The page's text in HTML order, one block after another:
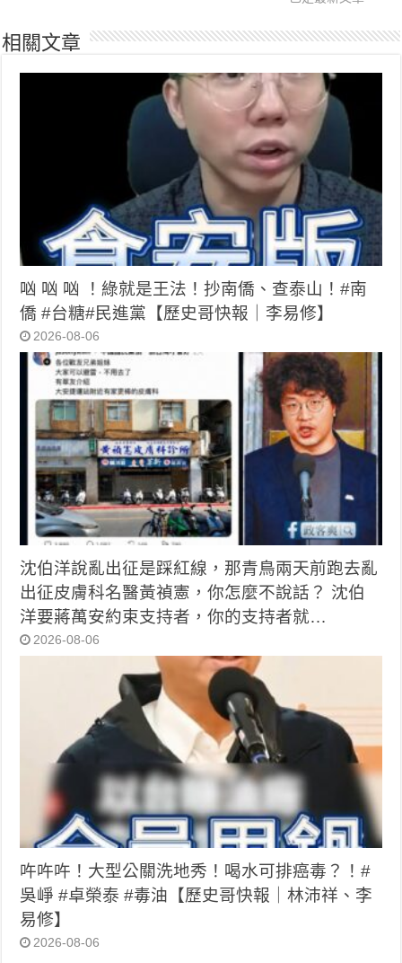
相關文章
㕳 㕳 㕳 ！綠就是王法！抄南僑、查泰山！#南
僑 #台糖#民進黨【歷史哥快報｜李易修】
2026-08-06
沈伯洋說亂出征是踩紅線，那青鳥兩天前跑去亂
出征皮膚科名醫黃禎憲，你怎麼不說話？ 沈伯
洋要蔣萬安約束支持者，你的支持者就…
2026-08-06
吘吘吘！大型公關洗地秀！喝水可排癌毒？！#
吳崢 #卓榮泰 #毒油【歷史哥快報｜林沛祥、李
易修】
2026-08-06